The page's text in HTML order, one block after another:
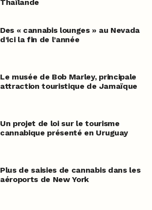
Thaïlande
Des « cannabis lounges » au Nevada
d’ici la fin de l’année
Le musée de Bob Marley, principale
attraction touristique de Jamaïque
Un projet de loi sur le tourisme
cannabique présenté en Uruguay
Plus de saisies de cannabis dans les
aéroports de New York